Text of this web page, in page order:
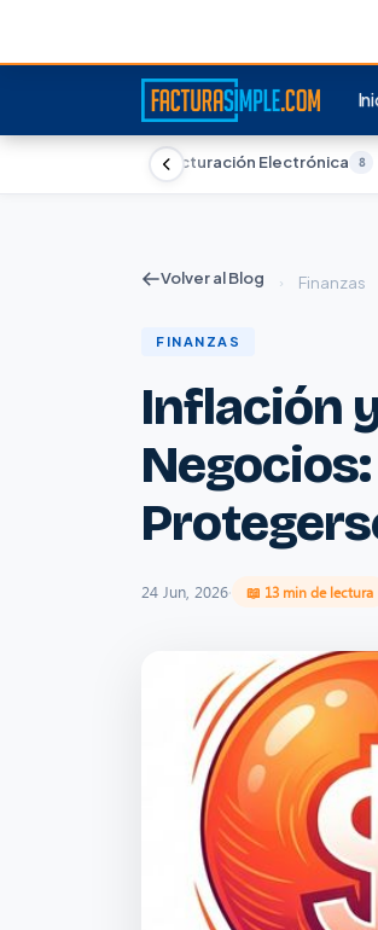
Facturación Electrónica 8
Volver al Blog › Finanzas
FINANZAS
Inflación
24 Jun, 2026· 📖 13 min de lectura